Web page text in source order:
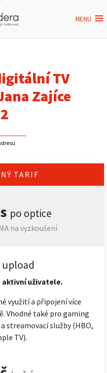
MENU
TV
Zajíce
TARIF
po optice
na vyzkoušení
upload
aktivní uživatele.
využití a připojení více
Vhodné také pro gaming
streamovací služby (HBO,
TV).